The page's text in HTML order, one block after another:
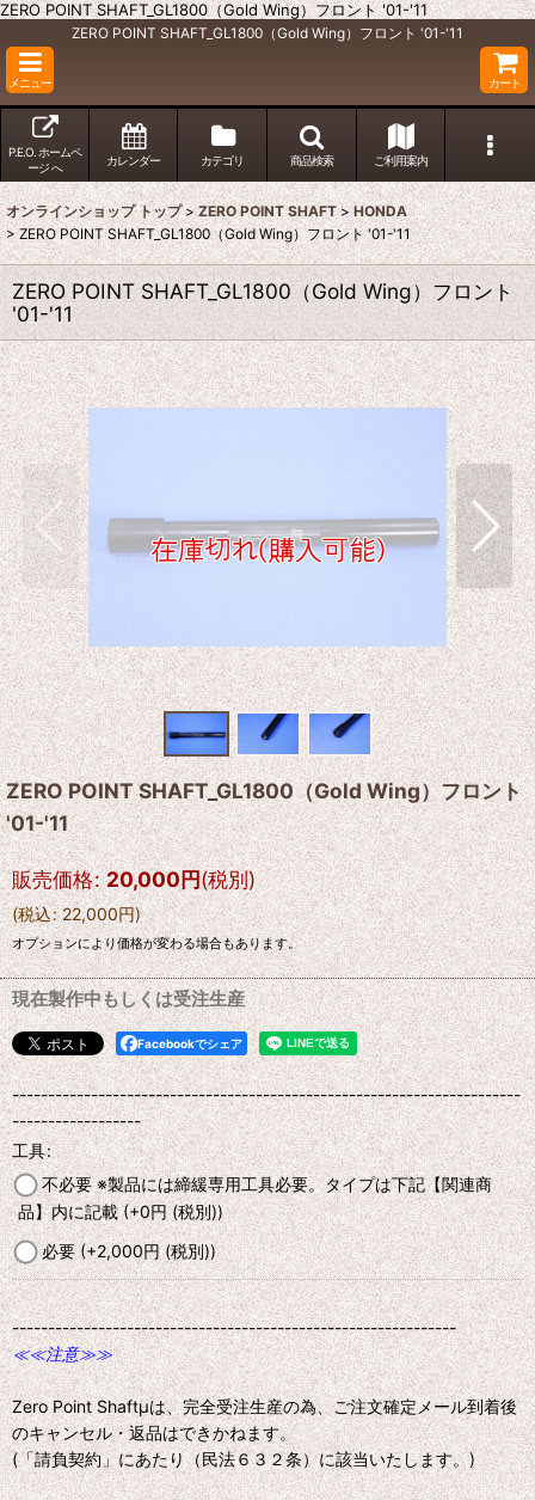
ZERO POINT SHAFT_GL1800（Gold Wing）フロント '01-'11
ZERO POINT SHAFT_GL1800（Gold Wing）フロント '01-'11
メニュー カート
P.E.O. ホームペ
ージ へ
カレンダー カテゴリ 商品検索 ご利用案内
オンラインショップ トップ > ZERO POINT SHAFT > HONDA
> ZERO POINT SHAFT_GL1800（Gold Wing）フロント '01-'11
ZERO POINT SHAFT_GL1800（Gold Wing）フロント
'01-'11
ZERO POINT SHAFT_GL1800（Gold Wing）フロント
'01-'11
販売価格: 20,000円(税別)
(税込: 22,000円)
オプションにより価格が変わる場合もあります。
現在製作中もしくは受注生産
Facebookでシェア
-----------------------------------------------------------------------
------------------
工具:
不必要 ※製品には締緩専用工具必要。タイプは下記【関連商
品】内に記載(+0円 (税別))
必要(+2,000円 (税別))
--------------------------------------------------------------
≪≪注意≫≫
Zero Point Shaftμは、完全受注生産の為、ご注文確定メール到着後
のキャンセル・返品はできかねます。
(「請負契約」にあたり（民法６３２条）に該当いたします。)